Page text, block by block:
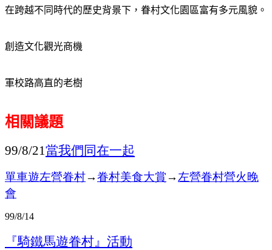
在跨越不同時代的歷史背景下，眷村文化園區富有多元風貌。
創造文化觀光商機
軍校路高直的老樹
相關議題
99/8/21當我們同在一起
單車遊左營眷村→眷村美食大賞→ 左營眷村營火晚
會
99/8/14
『騎鐵馬遊眷村』活動